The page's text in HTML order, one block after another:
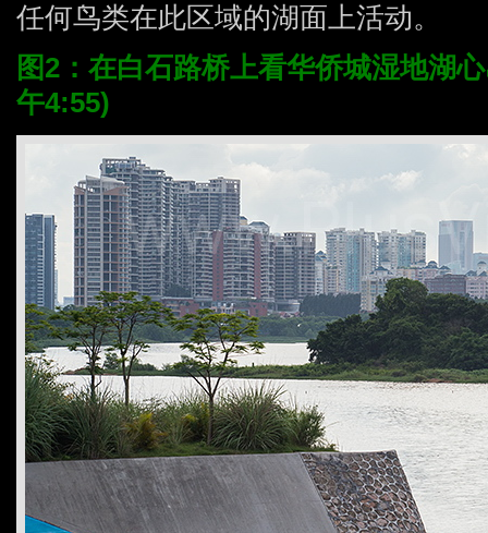
任何鸟类在此区域的湖面上活动。
图2：在白石路桥上看华侨城湿地湖
午4:55)